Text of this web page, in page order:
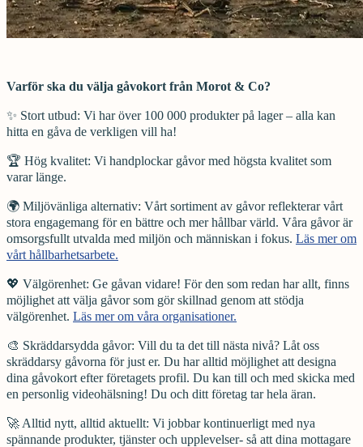
Varför ska du välja gåvokort från Morot & Co?
✨ Stort utbud: Vi har över 100 000 produkter på lager – alla kan
hitta en gåva de verkligen vill ha!
🏆 Hög kvalitet: Vi handplockar gåvor med högsta kvalitet som
varar länge.
🌍 Miljövänliga alternativ: Vårt sortiment av gåvor reflekterar vårt
stora engagemang för en bättre och mer hållbar värld. Våra gåvor är
omsorgsfullt utvalda med miljön och människan i fokus. Läs mer om
vårt hållbarhetsarbete.
💖 Välgörenhet: Ge gåvan vidare! För den som redan har allt, finns
möjlighet att välja gåvor som gör skillnad genom att stödja
välgörenhet. Läs mer om våra organisationer.
🎨 Skräddarsydda gåvor: Vill du ta det till nästa nivå? Låt oss
skräddarsy gåvorna för just er. Du har alltid möjlighet att designa
dina gåvokort efter företagets profil. Du kan till och med skicka med
en personlig videohälsning! Du och ditt företag tar hela äran.
🚀 Alltid nytt, alltid aktuellt: Vi jobbar kontinuerligt med nya
spännande produkter, tjänster och upplevelser- så att dina mottagare